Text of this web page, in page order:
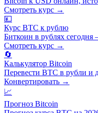
Смотреть курс →
💴
Курс BTC к рублю
Биткоин в рублях
Смотреть курс →
🔄
Калькулятор Bitcoin
Перевести BTC в рубли и
Конвертировать →
📈
Прогноз Bitcoin